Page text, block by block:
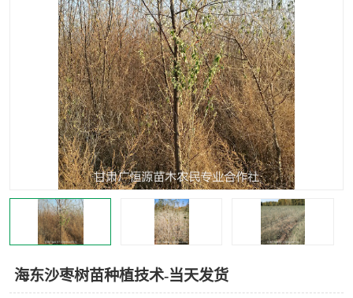
海东沙枣树苗种植技术-当天发货
沙枣树 红柳苗
沙棘苗 柽柳苗
砂生槐 四翅滨藜